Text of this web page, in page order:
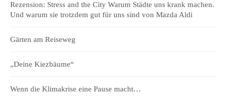
Rezension: Stress and the City Warum Städte uns krank machen.
Und warum sie trotzdem gut für uns sind von Mazda Aldi
Gärten am Reiseweg
„Deine Kiezbäume“
Wenn die Klimakrise eine Pause macht…